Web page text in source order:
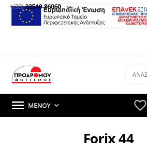
+(30)22510-86060 

 ΜΕΝΟΎ 
Forix 44